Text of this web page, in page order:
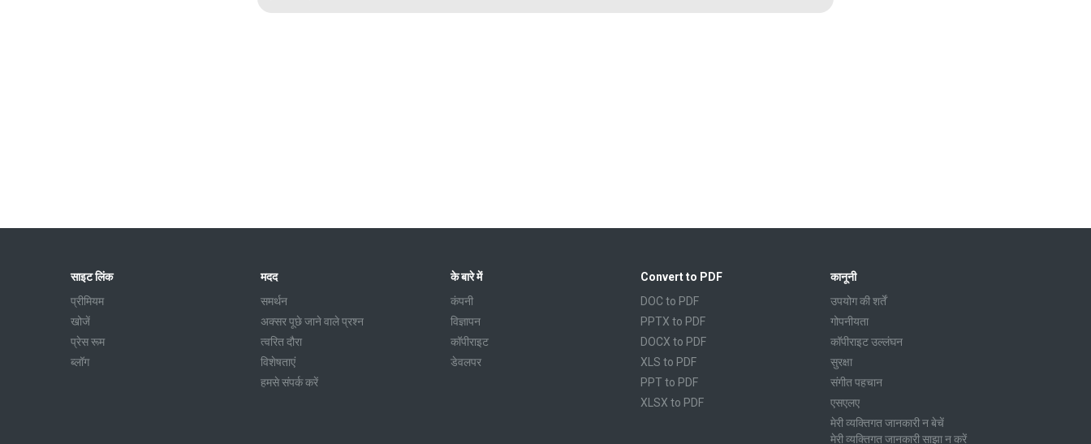
साइट लिंक
प्रीमियम
खोजें
प्रेस रूम
ब्लॉग
मदद
समर्थन
अक्सर पूछे जाने वाले प्रश्न
त्वरित दौरा
विशेषताएं
हमसे संपर्क करें
के बारे में
कंपनी
विज्ञापन
कॉपीराइट
डेवलपर
Convert to PDF
DOC to PDF
PPTX to PDF
DOCX to PDF
XLS to PDF
PPT to PDF
XLSX to PDF
कानूनी
उपयोग की शर्तें
गोपनीयता
कॉपीराइट उल्लंघन
सुरक्षा
संगीत पहचान
एसएलए
मेरी व्यक्तिगत जानकारी न बेचें
मेरी व्यक्तिगत जानकारी साझा न करें